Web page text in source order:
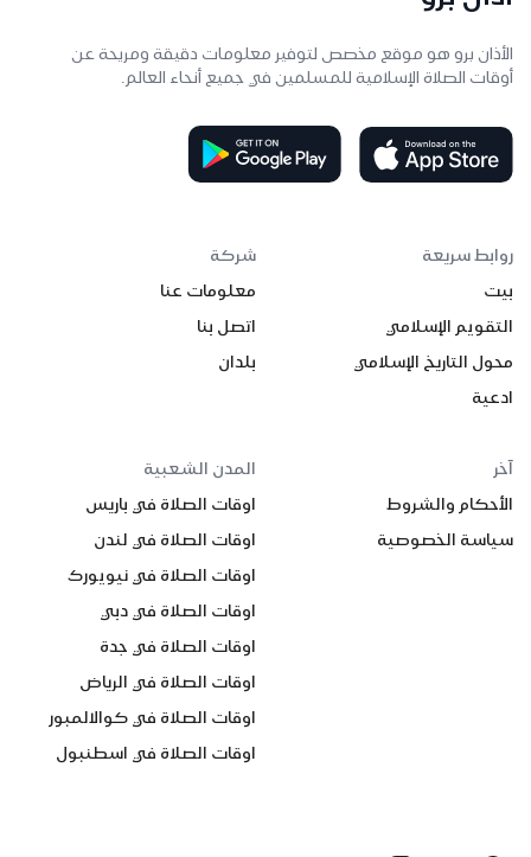
الأذان برو هو موقع مخصص لتوفير معلومات دقيقة ومريحة عن
أوقات الصلاة الإسلامية للمسلمين في جميع أنحاء العالم.
روابط سريعة
بيت
التقويم الإسلامي
محول التاريخ الإسلامي
ادعية
شركة
معلومات عنا
اتصل بنا
بلدان
آخر
الأحكام والشروط
سياسة الخصوصية
المدن الشعبية
اوقات الصلاة في باريس
اوقات الصلاة في لندن
اوقات الصلاة في نيويورك
اوقات الصلاة في دبي
اوقات الصلاة في جدة
اوقات الصلاة في الرياض
اوقات الصلاة في كوالالمبور
اوقات الصلاة في اسطنبول